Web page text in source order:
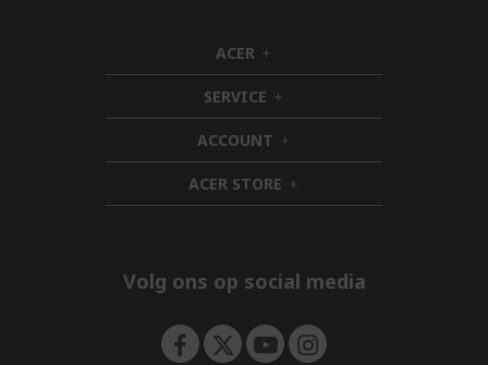
ACER h
i
d
d
e
n
SERVICE h
i
d
d
e
n
ACCOUNT h
i
d
d
ACER STORE h
i
e
Volg ons op social media